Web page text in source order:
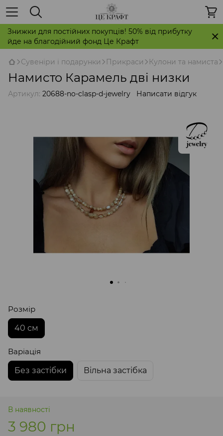
Знижки для постійних покупців! 50% від прибутку
йде на благодійний фонд Це Крафт
Сувеніри і подарунки Прикраси Кулони та намиста
Намисто Карамель дві низки
Артикул: 20688-no-clasp-d-jewelry Написати відгук
Розмір
40 см
Варіація
Без застібки
Вільна застібка
В наявності
3 980 грн